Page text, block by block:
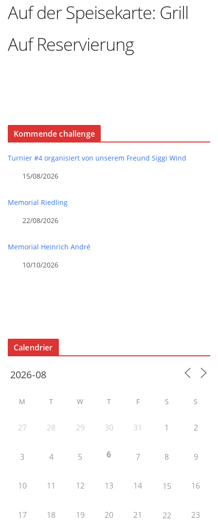
Auf der Speisekarte: Grill
Auf Reservierung
Kommende challenge
Turnier #4 organisiert von unserem Freund Siggi Wind
15/08/2026
Memorial Riedling
22/08/2026
Memorial Heinrich André
10/10/2026
Calendrier
M T W T F S S
27 28 29 30 31 1 2
3 4 5 6 7 8 9
10 11 12 13 14 15 16
17 18 19 20 21 22 23